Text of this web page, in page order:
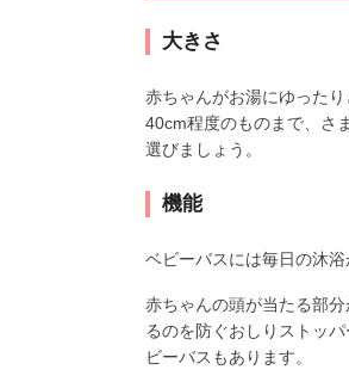
大きさ
赤ちゃんがお湯にゆった
40cm程度のものまで、さ
選びましょう。
機能
ベビーバスには毎日の沐
赤ちゃんの頭が当たる部
るのを防ぐおしりストッ
ビーバスもあります。